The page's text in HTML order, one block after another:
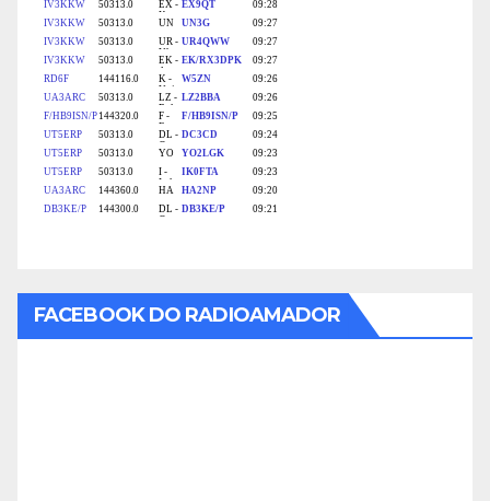
FACEBOOK DO RADIOAMADOR